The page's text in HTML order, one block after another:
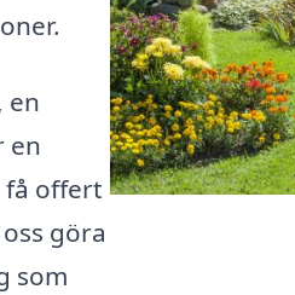
en
en
få offert
göra
som